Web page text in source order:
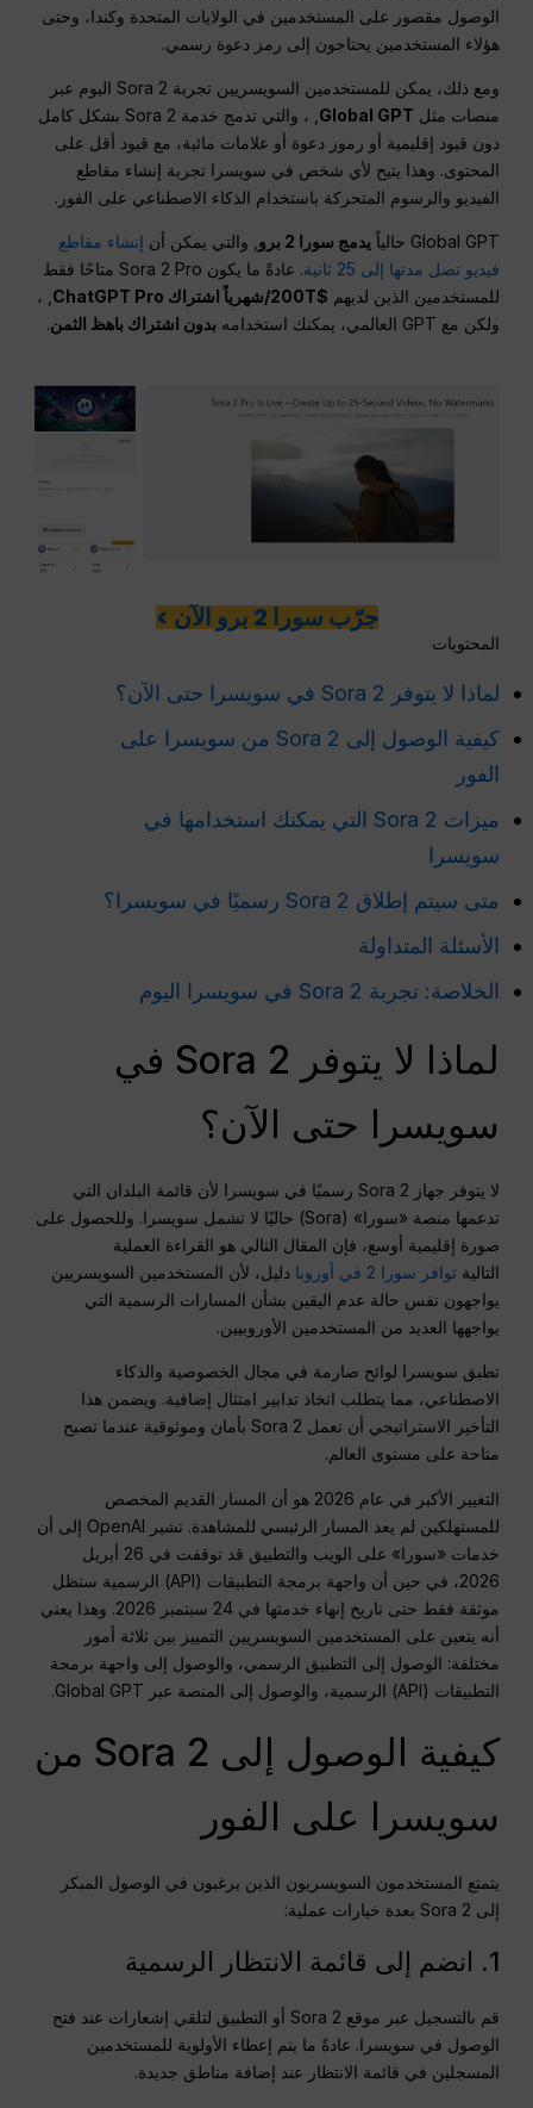
الوصول مقصور على المستخدمين في الولايات المتحدة وكندا، وحتى
هؤلاء المستخدمين يحتاجون إلى رمز دعوة رسمي.
ومع ذلك، يمكن للمستخدمين السويسريين تجربة Sora 2 اليوم عبر
منصات مثل Global GPT
, ، والتي تدمج خدمة Sora 2 بشكل كامل
دون قيود إقليمية أو رموز دعوة أو علامات مائية، مع قيود أقل على
المحتوى. وهذا يتيح لأي شخص في سويسرا تجربة إنشاء مقاطع
الفيديو والرسوم المتحركة باستخدام الذكاء الاصطناعي على الفور.
Global GPT حالياً يدمج سورا 2 برو , والتي يمكن أن إنشاء مقاطع
فيديو تصل مدتها إلى 25 ثانية
. عادةً ما يكون Sora 2 Pro متاحًا فقط
للمستخدمين الذين لديهم $200T/شهرياً اشتراك ChatGPT Pro
, ،
ولكن مع GPT العالمي، يمكنك استخدامه
بدون اشتراك باهظ الثمن.
جرّب سورا 2 برو الآن >
المحتويات
لماذا لا يتوفر Sora 2 في سويسرا حتى الآن؟
كيفية الوصول إلى Sora 2 من سويسرا على
الفور
ميزات Sora 2 التي يمكنك استخدامها في
سويسرا
متى سيتم إطلاق Sora 2 رسميًا في سويسرا؟
الأسئلة المتداولة
الخلاصة: تجربة Sora 2 في سويسرا اليوم
لماذا لا يتوفر Sora 2 في
سويسرا حتى الآن؟
لا يتوفر جهاز Sora 2 رسميًا في سويسرا لأن قائمة البلدان التي
تدعمها منصة «سورا» (Sora) حاليًا لا تشمل سويسرا. وللحصول على
صورة إقليمية أوسع، فإن المقال التالي هو القراءة العملية
التاليةتوافر سورا 2 في أوروبا
دليل، لأن المستخدمين السويسريين
يواجهون نفس حالة عدم اليقين بشأن المسارات الرسمية التي
يواجهها العديد من المستخدمين الأوروبيين.
تطبق سويسرا لوائح صارمة في مجال الخصوصية والذكاء
الاصطناعي، مما يتطلب اتخاذ تدابير امتثال إضافية. ويضمن هذا
التأخير الاستراتيجي أن تعمل Sora 2 بأمان وموثوقية عندما تصبح
متاحة على مستوى العالم.
التغيير الأكبر في عام 2026 هو أن المسار القديم المخصص
للمستهلكين لم يعد المسار الرئيسي للمشاهدة. تشير OpenAI إلى أن
خدمات «سورا» على الويب والتطبيق قد توقفت في 26 أبريل
2026، في حين أن واجهة برمجة التطبيقات (API) الرسمية ستظل
موثقة فقط حتى تاريخ إنهاء خدمتها في 24 سبتمبر 2026. وهذا يعني
أنه يتعين على المستخدمين السويسريين التمييز بين ثلاثة أمور
مختلفة: الوصول إلى التطبيق الرسمي، والوصول إلى واجهة برمجة
التطبيقات (API) الرسمية، والوصول إلى المنصة عبر Global GPT.
كيفية الوصول إلى Sora 2 من
سويسرا على الفور
يتمتع المستخدمون السويسريون الذين يرغبون في الوصول المبكر
إلى Sora 2 بعدة خيارات عملية:
1. انضم إلى قائمة الانتظار الرسمية
قم بالتسجيل عبر موقع Sora 2 أو التطبيق لتلقي إشعارات عند فتح
الوصول في سويسرا. عادةً ما يتم إعطاء الأولوية للمستخدمين
المسجلين في قائمة الانتظار عند إضافة مناطق جديدة.